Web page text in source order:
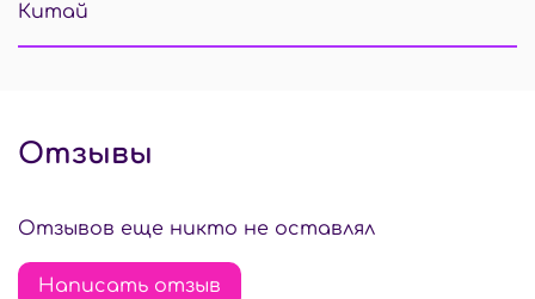
Китай
Отзывы
Отзывов еще никто не оставлял
Написать отзыв